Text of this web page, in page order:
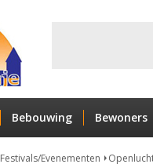
Bebouwing Bewoners
Festivals/Evenementen